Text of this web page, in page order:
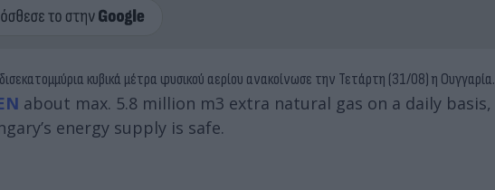
κυβικά μέτρα φυσικού αερίου ανακοίνωσε την Τετάρτη (31/08) η Ουγγαρία.
about max. 5.8 million m3 extra natural gas on a daily basis,
energy supply is safe.